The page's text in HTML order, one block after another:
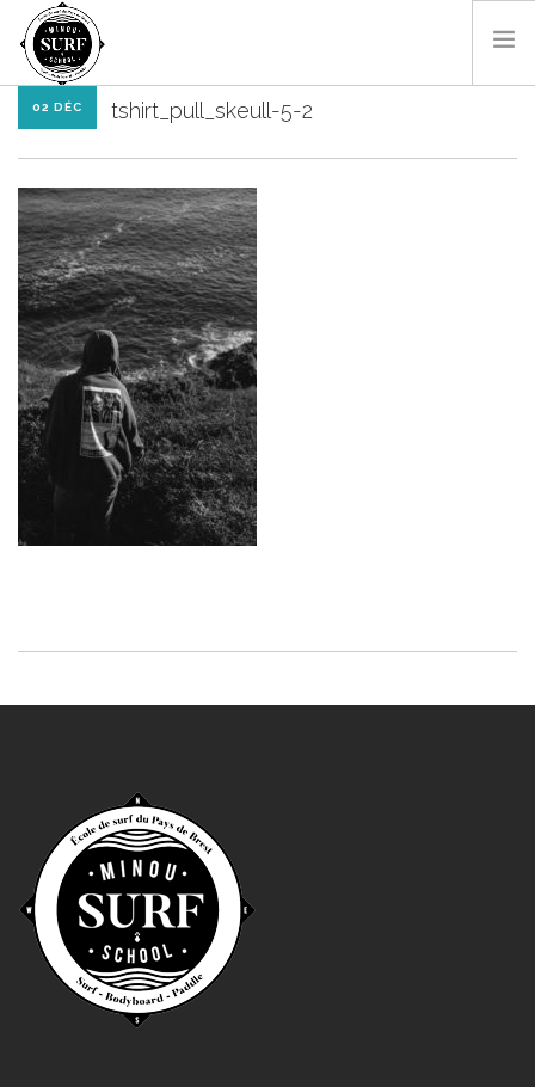
SURF & BODYBOARD
PADDLE
LES MONITEURS
LOCATIONS
SHOP
CONTACT
RÉSA EN LIGNE
FR
02 DÉC tshirt_pull_skeull-5-2